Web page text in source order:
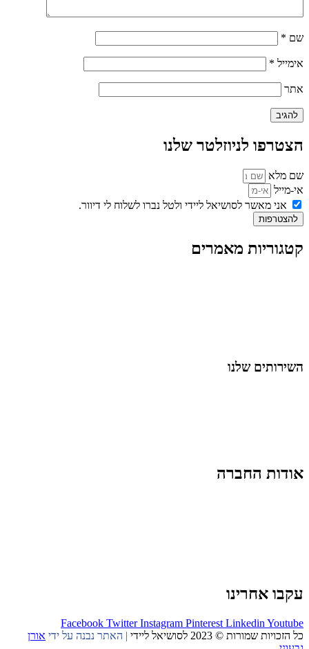
שם *
אימייל *
אתר
הצטרפו לניוזלטר שלנו
שם מלא
אי-מייל
אני מאשר לסושיאל ליידי ולטל נברו לשלוח לי דיוור.
להצטרפות
קטגוריות מאמרים
השירותים שלנו
אודות החברה
עקבו אחרינו
Facebook Twitter Instagram Pinterest Linkedin Youtube
כל הזכויות שמורות © 2023 לסושיאל ליידי
| האתר נבנה על ידי אורן